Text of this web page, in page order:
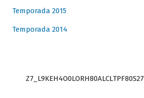
Temporada 2015
Temporada 2014
Z7_L9KEH4O0LORH80ALCLTPF80S27